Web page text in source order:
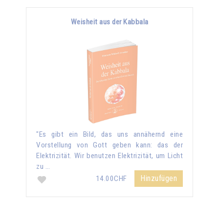
Weisheit aus der Kabbala
"Es gibt ein Bild, das uns annähernd eine
Vorstellung von Gott geben kann: das der
Elektrizität. Wir benutzen Elektrizität, um Licht
zu …
14.00CHF
Hinzufügen